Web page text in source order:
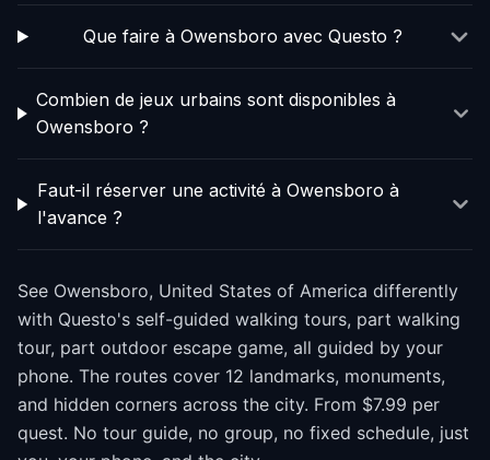
Que faire à Owensboro avec Questo ?
Combien de jeux urbains sont disponibles à
Owensboro ?
Faut-il réserver une activité à Owensboro à
l'avance ?
See Owensboro, United States of America differently
with Questo's self-guided walking tours, part walking
tour, part outdoor escape game, all guided by your
phone. The routes cover 12 landmarks, monuments,
and hidden corners across the city. From $7.99 per
quest. No tour guide, no group, no fixed schedule, just